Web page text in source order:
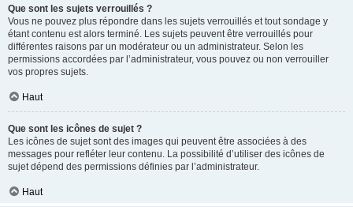
Que sont les sujets verrouillés ?
Vous ne pouvez plus répondre dans les sujets verrouillés et tout sondage y
étant contenu est alors terminé. Les sujets peuvent être verrouillés pour
différentes raisons par un modérateur ou un administrateur. Selon les
permissions accordées par l’administrateur, vous pouvez ou non verrouiller
vos propres sujets.
Haut
Que sont les icônes de sujet ?
Les icônes de sujet sont des images qui peuvent être associées à des
messages pour refléter leur contenu. La possibilité d’utiliser des icônes de
sujet dépend des permissions définies par l’administrateur.
Haut